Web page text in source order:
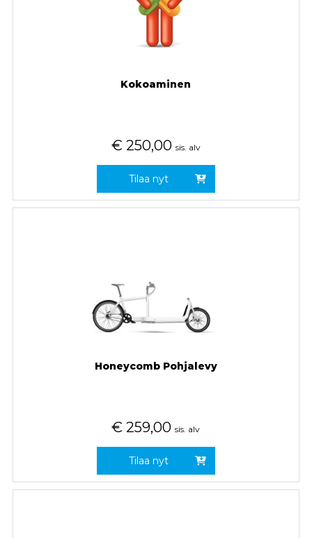
Kokoaminen
€ 250,00 sis. alv
Tilaa nyt
Honeycomb Pohjalevy
€ 259,00 sis. alv
Tilaa nyt